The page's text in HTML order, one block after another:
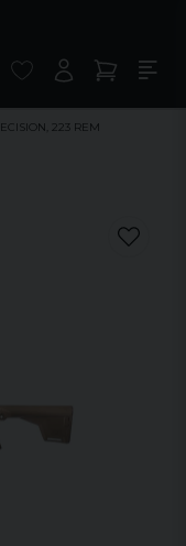
223 REM